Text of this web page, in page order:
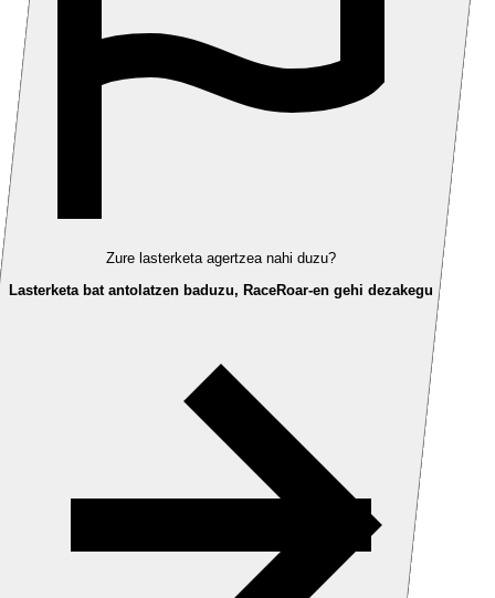
Zure lasterketa agertzea nahi duzu?
Lasterketa bat antolatzen baduzu, RaceRoar-en gehi dezakegu